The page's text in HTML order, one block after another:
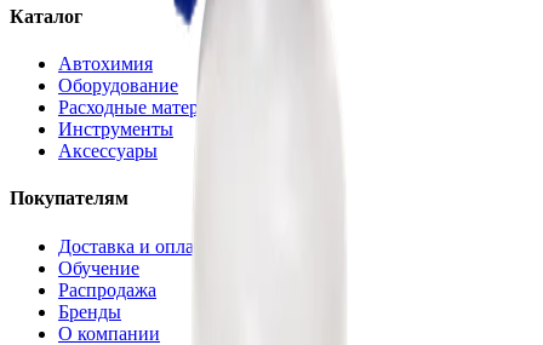
Каталог
Автохимия
Оборудование
Расходные материалы
Инструменты
Аксессуары
Покупателям
Доставка и оплата
Обучение
Распродажа
Бренды
О компании